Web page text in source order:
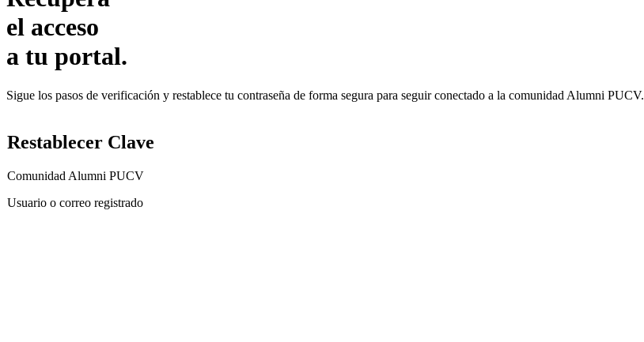
el acceso
a tu portal.
Sigue los pasos de verificación y restablece tu contraseña de forma segura para seguir conectado a la comunidad Alumni PUCV.
Restablecer Clave
Comunidad Alumni PUCV
Usuario o correo registrado